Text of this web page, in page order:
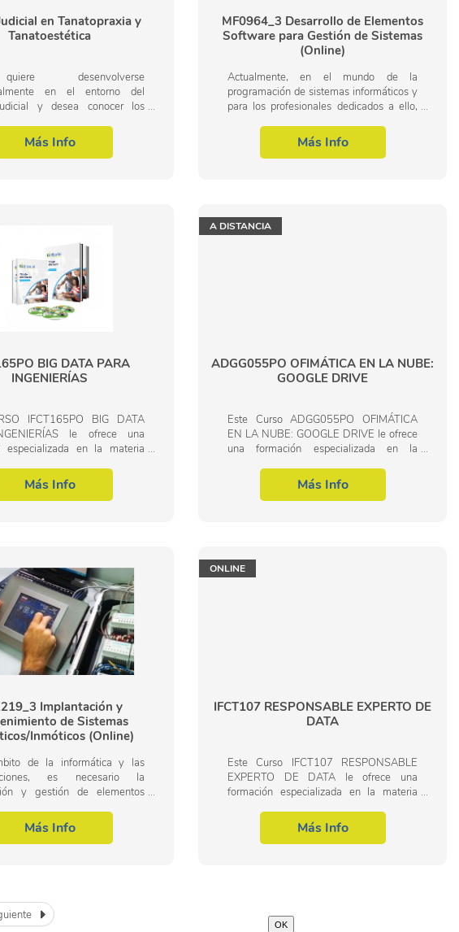
en Tanatopraxia y
Tanatoestética
desenvolverse
en el entorno del
y desea conocer los
de la tanatopraxia y
este es su...
Más Info
MF0964_3 Desarrollo de Elementos
Software para Gestión de Sistemas
(Online)
Actualmente, en el mundo de la
programación de sistemas informáticos y
para los profesionales dedicados a ello,
de unas especificaciones concretas,...
Más Info
BIG DATA PARA
INGENIERÍAS
IFCT165PO BIG DATA
le ofrece una
especializada en la materia
y comunicaciones. Con este
BIG...
Más Info
A DISTANCIA
ADGG055PO OFIMÁTICA EN LA NUBE:
GOOGLE DRIVE
Este Curso ADGG055PO OFIMÁTICA
EN LA NUBE: GOOGLE DRIVE le ofrece
una formación especializada en la
de Administración y gestión. Con este
CURSO ADGG055PO...
Más Info
Implantación y
de Sistemas
Inmóticos (Online)
de la informática y las
es necesario la
y gestión de elementos
inmóticos, de control de
presencia, y de...
Más Info
ONLINE
IFCT107 RESPONSABLE EXPERTO DE
DATA
Este Curso IFCT107 RESPONSABLE
EXPERTO DE DATA le ofrece una
formación especializada en la materia
Informática y comunicaciones. Con este
CURSO IFCT107...Más Info